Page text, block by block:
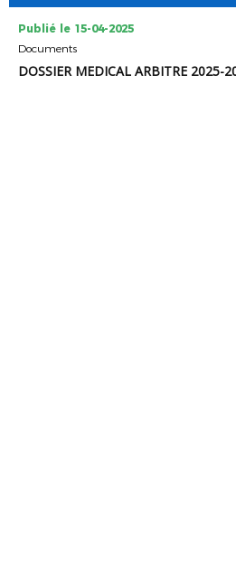
Publié le 15-04-2025
Documents
DOSSIER MEDICAL ARBITRE 2025-